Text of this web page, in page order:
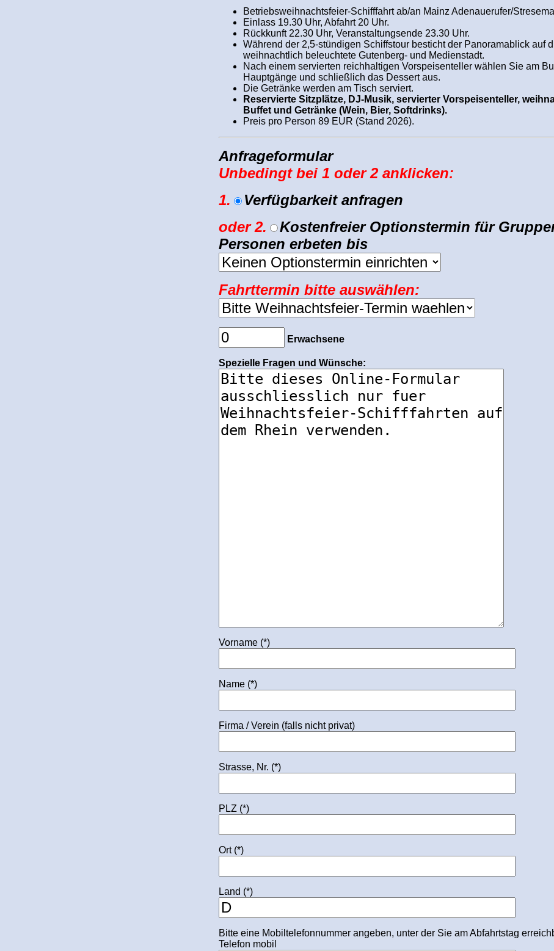
Betriebsweihnachtsfeier-Schifffahrt ab/an Mainz Adenauerufer/
Einlass 19.30 Uhr, Abfahrt 20 Uhr.
Rückkunft 22.30 Uhr, Veranstaltungsende 23.30 Uhr.
Während der 2,5-stündigen Schiffstour besticht der Panoramablick auf
weihnachtlich beleuchtete Gutenberg- und Medienstadt.
Nach einem servierten reichhaltigen Vorspeisenteller wählen Sie am
Hauptgänge und schließlich das Dessert aus.
Die Getränke werden am Tisch serviert.
Reservierte Sitzplätze, DJ-Musik, servierter Vorspeisenteller,
Buffet und Getränke (Wein, Bier, Softdrinks).
Preis pro Person 89 EUR (Stand 2026).
Anfrageformular
Unbedingt bei 1 oder 2 anklicken:
1.
Verfügbarkeit anfragen
oder 2. Kostenfreier Optionstermin für
Personen erbeten bis
Fahrttermin bitte auswählen:
Erwachsene
Spezielle Fragen und Wünsche:
Vorname (*)
Name (*)
Firma / Verein (falls nicht privat)
Strasse, Nr. (*)
PLZ (*)
Ort (*)
Land (*)
Bitte eine Mobiltelefonnummer angeben, unter der Sie am Abfahrtstag
Telefon mobil